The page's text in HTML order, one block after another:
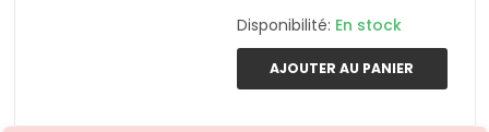
Disponibilité: En stock
AJOUTER AU PANIER